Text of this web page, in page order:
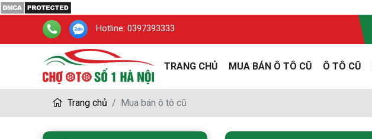
Hotline: 0397393333
TRANG CHỦ MUA BÁN Ô TÔ CŨ Ô TÔ CŨ
Trang chủ Mua bán ô tô cũ